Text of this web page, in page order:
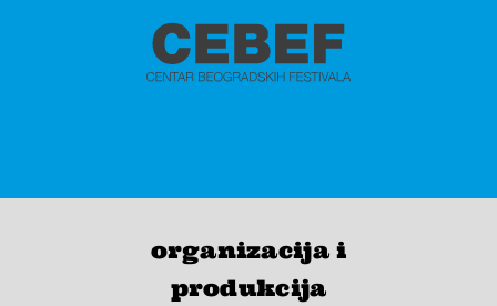
organizacija i
produkcija